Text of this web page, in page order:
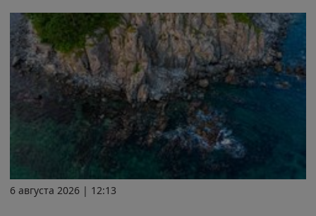
6 августа 2026 | 12:13